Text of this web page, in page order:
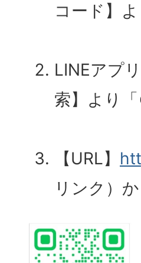
コード】
LINEアプ
索】より
【URL】
リンク）